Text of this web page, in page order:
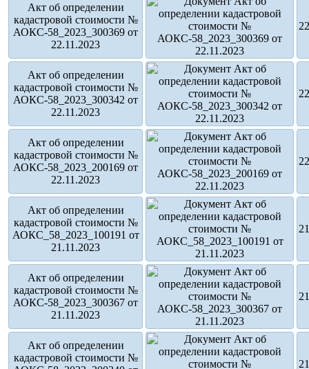
Акт об определении
кадастровой стоимости №
АОКС-58_2023_300369 от
22.11.2023
Акт об определении
кадастровой стоимости №
АОКС-58_2023_300342 от
22.11.2023
Акт об определении
кадастровой стоимости №
АОКС-58_2023_200169 от
22.11.2023
Акт об определении
кадастровой стоимости №
АОКС_58_2023_100191 от
21.11.2023
Акт об определении
кадастровой стоимости №
АОКС-58_2023_300367 от
21.11.2023
Акт об определении
кадастровой стоимости №